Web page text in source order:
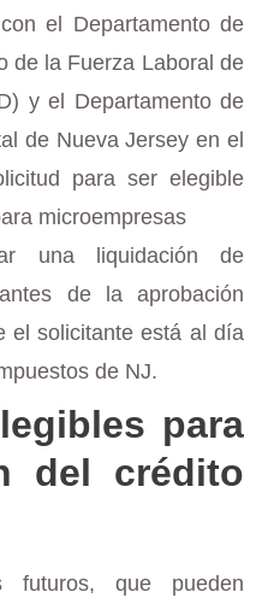
el Departamento de
de la Fuerza Laboral de
y el Departamento de
de Nueva Jersey en el
para ser elegible
microempresas
una liquidación de
de la aprobación
el solicitante está al día
de NJ.
para
del crédito
futuros, que pueden